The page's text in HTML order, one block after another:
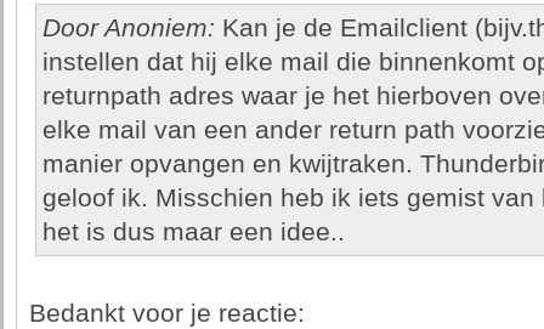
Door Anoniem: Kan je de Emailclient
instellen dat hij elke mail die binnenkomt
returnpath adres waar je het hierboven
elke mail van een ander return path
manier opvangen en kwijtraken.
geloof ik. Misschien heb ik iets gemist
het is dus maar een idee..
Bedankt voor je reactie: